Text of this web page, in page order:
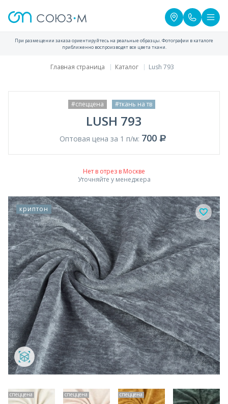
При размещении заказа ориентируйтесь на реальные образцы. Фотографии в каталоге
приближенно воспроизводят все цвета ткани.
Главная страница Каталог Lush 793
#спеццена #ткань на тв
LUSH 793
Оптовая цена за 1 п/м: 700
Нет в отрез в Москве
Уточняйте у менеджера
криптон
спеццена спеццена спеццена